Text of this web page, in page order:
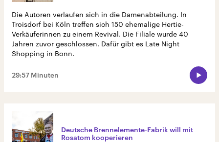
Die Autoren verlaufen sich in die Damenabteilung. In
Troisdorf bei Köln treffen sich 150 ehemalige Hertie-
Verkäuferinnen zu einem Revival. Die Filiale wurde 40
Jahren zuvor geschlossen. Dafür gibt es Late Night
Shopping in Bonn.
29:57 Minuten
Deutsche Brennelemente-Fabrik will mit
Rosatom kooperieren